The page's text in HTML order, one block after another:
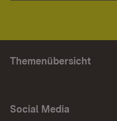
Themenübersicht
Social Media